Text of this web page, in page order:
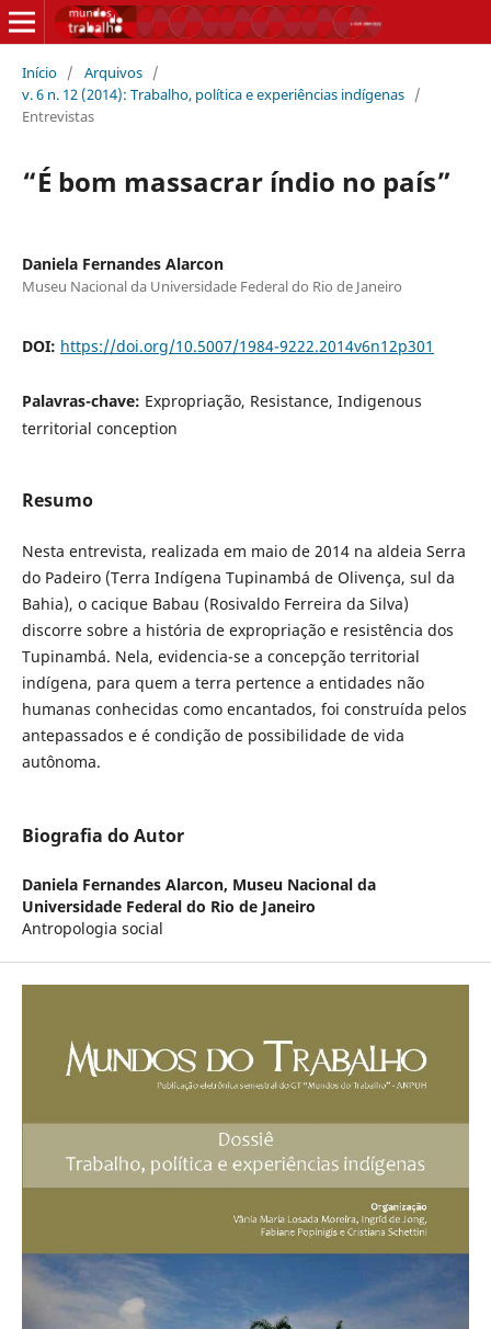
Início / Arquivos /
v. 6 n. 12 (2014): Trabalho, política e experiências indígenas /
Entrevistas
“É bom massacrar índio no país”
Daniela Fernandes Alarcon
Museu Nacional da Universidade Federal do Rio de Janeiro
DOI: https://doi.org/10.5007/1984-9222.2014v6n12p301
Palavras-chave: Expropriação, Resistance, Indigenous
territorial conception
Resumo
Nesta entrevista, realizada em maio de 2014 na aldeia Serra
do Padeiro (Terra Indígena Tupinambá de Olivença, sul da
Bahia), o cacique Babau (Rosivaldo Ferreira da Silva)
discorre sobre a história de expropriação e resistência dos
Tupinambá. Nela, evidencia-se a concepção territorial
indígena, para quem a terra pertence a entidades não
humanas conhecidas como encantados, foi construída pelos
antepassados e é condição de possibilidade de vida
autônoma.
Biografia do Autor
Daniela Fernandes Alarcon, Museu Nacional da
Universidade Federal do Rio de Janeiro
Antropologia social